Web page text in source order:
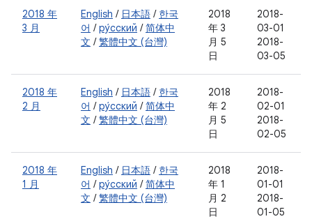
2018 年
3 月
English / 日本語 / 한국
어 /ру́сский /简体中
文 /繁體中文 (台灣)
2018
年 3
月 5
日
2018-
03-01
2018-
03-05
2018 年
2 月
English / 日本語 / 한국
어 /ру́сский /简体中
文 /繁體中文 (台灣)
2018
年 2
月 5
日
2018-
02-01
2018-
02-05
2018 年
1 月
English / 日本語 / 한국
어 /ру́сский /简体中
文 /繁體中文 (台灣)
2018
年 1
月 2
日
2018-
01-01
2018-
01-05